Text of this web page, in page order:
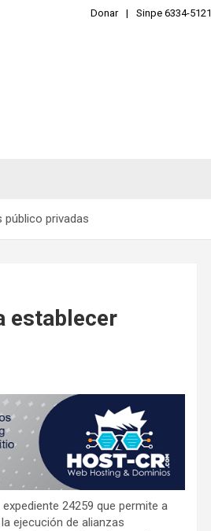
Donar Sinpe 6334-5121
público privadas
establecer
24259 que permite a
ejecución de alianzas